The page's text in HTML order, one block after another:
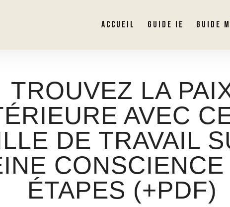
ACCUEIL GUIDE IE GUIDE
TROUVEZ LA
AVEC
DE TRAVAIL
ÉTAPES (+PDF)